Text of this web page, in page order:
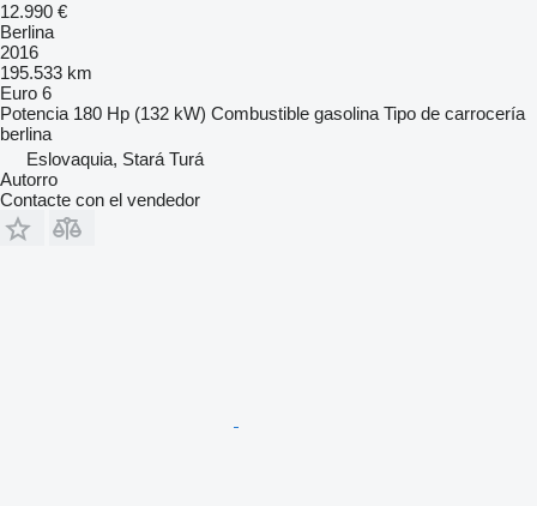
12.990 €
Berlina
2016
195.533 km
Euro 6
Potencia 180 Hp (132 kW) Combustible gasolina Tipo de carrocería
berlina
Eslovaquia, Stará Turá
Autorro
Contacte con el vendedor